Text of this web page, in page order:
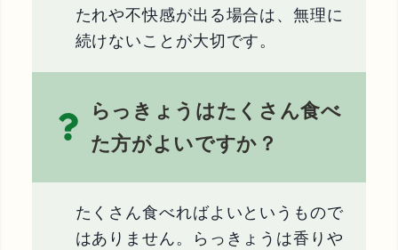
たれや不快感が出る場合は、無理に
続けないことが大切です。
らっきょうはたくさん食べ
た方がよいですか？
たくさん食べればよいというもので
はありません。らっきょうは香りや